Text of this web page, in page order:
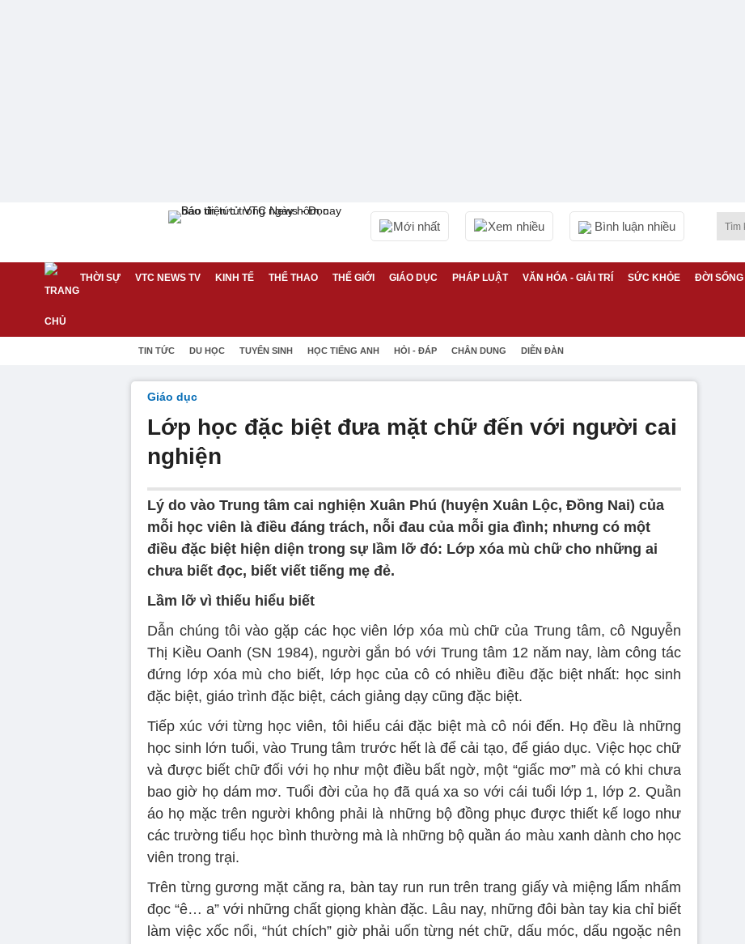
Mới nhất Xem nhiều Bình luận nhiều
THỜI SỰ VTC NEWS TV KINH TẾ THỂ THAO THẾ GIỚI GIÁO DỤC PHÁP LUẬT VĂN HÓA - GIẢI TRÍ SỨC KHỎE ĐỜI SỐNG
TIN TỨC DU HỌC TUYỂN SINH HỌC TIẾNG ANH HỎI - ĐÁP CHÂN DUNG DIỄN ĐÀN
Giáo dục
Lớp học đặc biệt đưa mặt chữ đến với người cai
nghiện
Lý do vào Trung tâm cai nghiện Xuân Phú (huyện Xuân Lộc, Đồng Nai) của
mỗi học viên là điều đáng trách, nỗi đau của mỗi gia đình; nhưng có một
điều đặc biệt hiện diện trong sự lầm lỡ đó: Lớp xóa mù chữ cho những ai
chưa biết đọc, biết viết tiếng mẹ đẻ.
Lầm lỡ vì thiếu hiểu biết
Dẫn chúng tôi vào gặp các học viên lớp xóa mù chữ của Trung tâm, cô Nguyễn
Thị Kiều Oanh (SN 1984), người gắn bó với Trung tâm 12 năm nay, làm công tác
đứng lớp xóa mù cho biết, lớp học của cô có nhiều điều đặc biệt nhất: học sinh
đặc biệt, giáo trình đặc biệt, cách giảng dạy cũng đặc biệt.
Tiếp xúc với từng học viên, tôi hiểu cái đặc biệt mà cô nói đến. Họ đều là những
học sinh lớn tuổi, vào Trung tâm trước hết là để cải tạo, để giáo dục. Việc học chữ
và được biết chữ đối với họ như một điều bất ngờ, một “giấc mơ” mà có khi chưa
bao giờ họ dám mơ. Tuổi đời của họ đã quá xa so với cái tuổi lớp 1, lớp 2. Quần
áo họ mặc trên người không phải là những bộ đồng phục được thiết kế logo như
các trường tiểu học bình thường mà là những bộ quần áo màu xanh dành cho học
viên trong trại.
Trên từng gương mặt căng ra, bàn tay run run trên trang giấy và miệng lẩm nhẩm
đọc “ê… a” với những chất giọng khàn đặc. Lâu nay, những đôi bàn tay kia chỉ biết
làm việc xốc nổi, “hút chích” giờ phải uốn từng nét chữ, dấu móc, dấu ngoặc nên